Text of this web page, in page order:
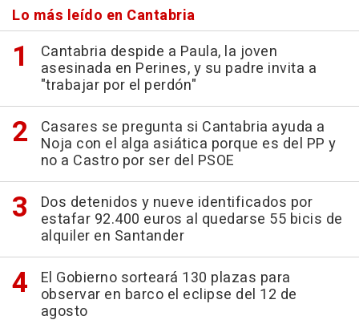
Lo más leído en Cantabria
Cantabria despide a Paula, la joven
asesinada en Perines, y su padre invita a
"trabajar por el perdón"
Casares se pregunta si Cantabria ayuda a
Noja con el alga asiática porque es del PP y
no a Castro por ser del PSOE
Dos detenidos y nueve identificados por
estafar 92.400 euros al quedarse 55 bicis de
alquiler en Santander
El Gobierno sorteará 130 plazas para
observar en barco el eclipse del 12 de
agosto